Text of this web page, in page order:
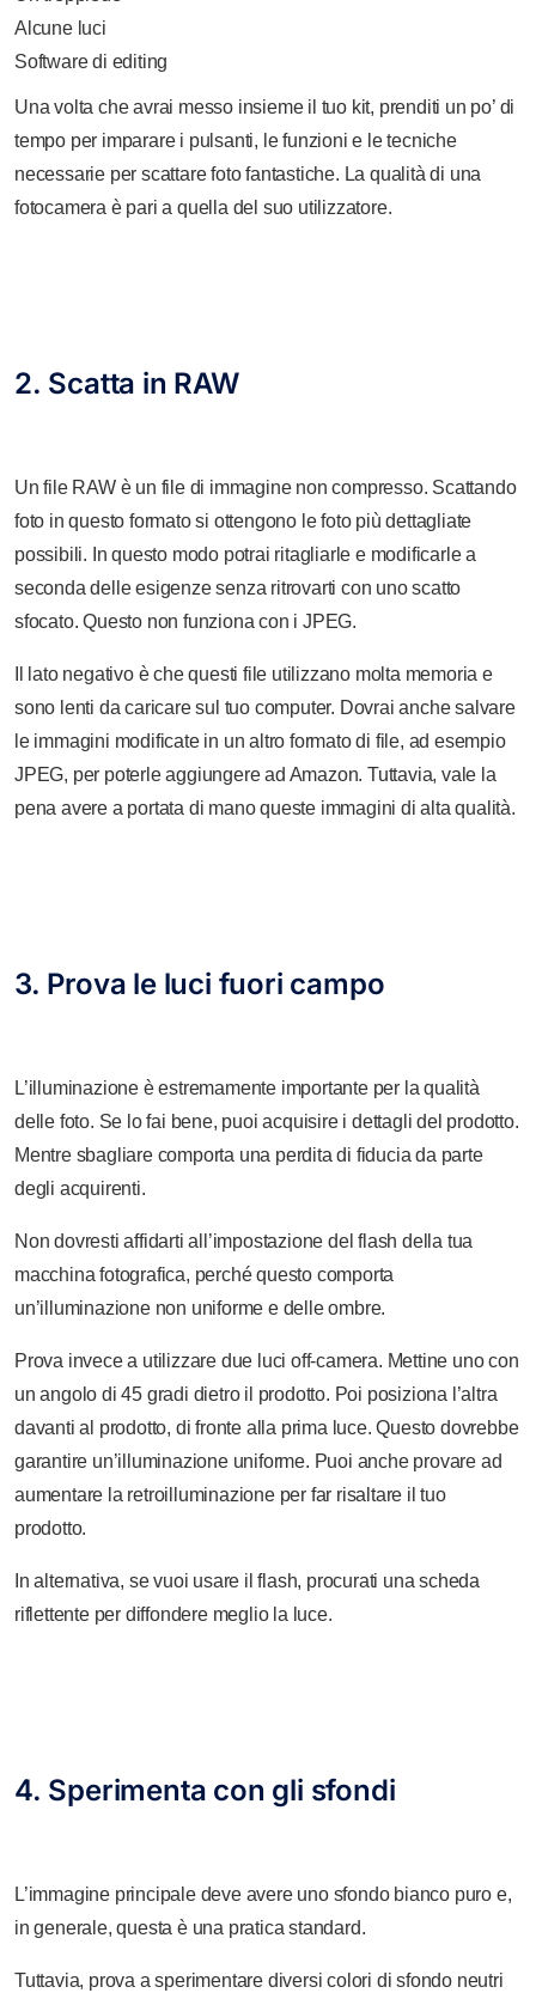
Alcune luci
Software di editing
Una volta che avrai messo insieme il tuo kit, prenditi un po’ di
tempo per imparare i pulsanti, le funzioni e le tecniche
necessarie per scattare foto fantastiche. La qualità di una
fotocamera è pari a quella del suo utilizzatore.
2. Scatta in RAW
Un file RAW è un file di immagine non compresso. Scattando
foto in questo formato si ottengono le foto più dettagliate
possibili. In questo modo potrai ritagliarle e modificarle a
seconda delle esigenze senza ritrovarti con uno scatto
sfocato. Questo non funziona con i JPEG.
Il lato negativo è che questi file utilizzano molta memoria e
sono lenti da caricare sul tuo computer. Dovrai anche salvare
le immagini modificate in un altro formato di file, ad esempio
JPEG, per poterle aggiungere ad Amazon. Tuttavia, vale la
pena avere a portata di mano queste immagini di alta qualità.
3. Prova le luci fuori campo
L’illuminazione è estremamente importante per la qualità
delle foto. Se lo fai bene, puoi acquisire i dettagli del prodotto.
Mentre sbagliare comporta una perdita di fiducia da parte
degli acquirenti.
Non dovresti affidarti all’impostazione del flash della tua
macchina fotografica, perché questo comporta
un’illuminazione non uniforme e delle ombre.
Prova invece a utilizzare due luci off-camera. Mettine uno con
un angolo di 45 gradi dietro il prodotto. Poi posiziona l’altra
davanti al prodotto, di fronte alla prima luce. Questo dovrebbe
garantire un’illuminazione uniforme. Puoi anche provare ad
aumentare la retroilluminazione per far risaltare il tuo
prodotto.
In alternativa, se vuoi usare il flash, procurati una scheda
riflettente per diffondere meglio la luce.
4. Sperimenta con gli sfondi
L’immagine principale deve avere uno sfondo bianco puro e,
in generale, questa è una pratica standard.
Tuttavia, prova a sperimentare diversi colori di sfondo neutri